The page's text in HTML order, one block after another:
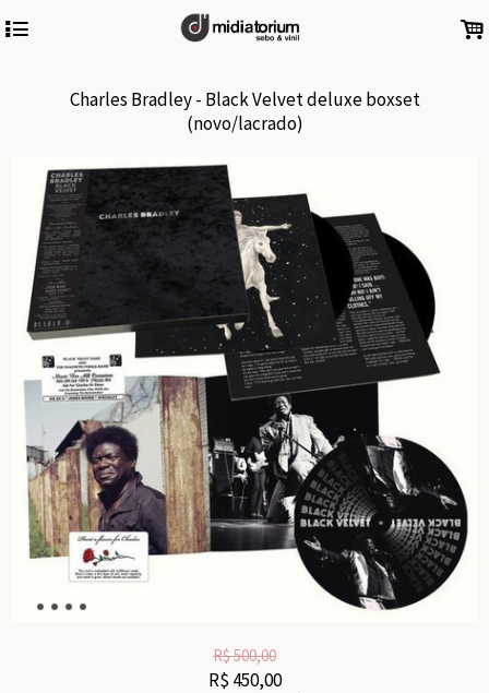
4 .
Charles Bradley - Black Velvet deluxe boxset
(novo/lacrado)
R$500,00
R$ 450,00